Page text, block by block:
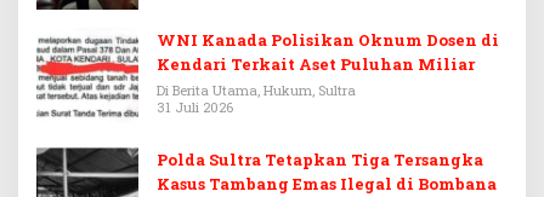
WNI Kanada Polisikan Oknum Dosen di
Kendari Terkait Aset Puluhan Miliar
Di Berita Utama, Hukum, Sultra
31 Juli 2026
Polda Sultra Tetapkan Tiga Tersangka
Kasus Tambang Emas Ilegal di Bombana